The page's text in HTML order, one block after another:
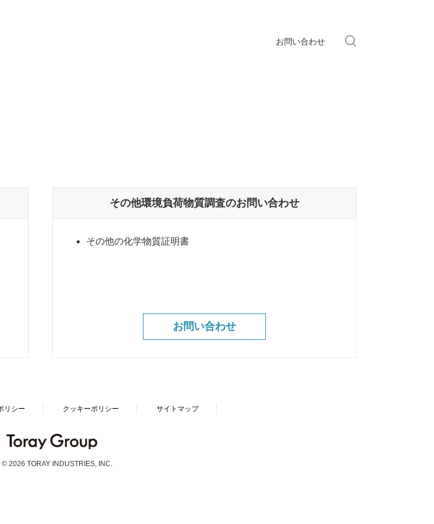
お問い合わせ
その他環境負荷物質調査のお問い合わせ
その他の化学物質証明書
お問い合わせ
リシー クッキーポリシー サイトマップ
2026 TORAY INDUSTRIES, INC.